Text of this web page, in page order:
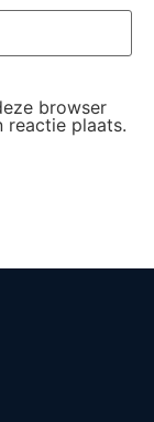
browser
reactie plaats.